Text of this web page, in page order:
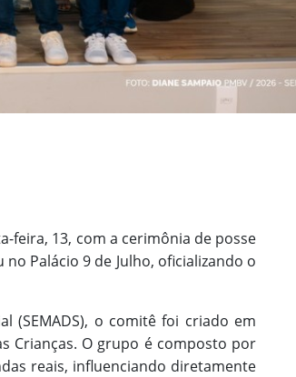
feira, 13, com a cerimônia de posse
Palácio 9 de Julho, oficializando o
(SEMADS), o comitê foi criado em
Crianças. O grupo é composto por
reais, influenciando diretamente